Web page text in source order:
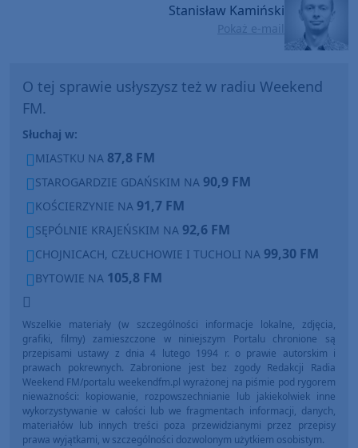
Stanisław Kamiński
Pokaż e-mail
O tej sprawie usłyszysz też w radiu Weekend
FM.
Słuchaj w:
MIASTKU NA 87,8 FM
STAROGARDZIE GDAŃSKIM NA 90,9 FM
KOŚCIERZYNIE NA 91,7 FM
SĘPÓLNIE KRAJEŃSKIM NA 92,6 FM
CHOJNICACH, CZŁUCHOWIE I TUCHOLI NA 99,30 FM
BYTOWIE NA 105,8 FM
Wszelkie materiały (w szczególności informacje lokalne, zdjęcia,
grafiki, filmy) zamieszczone w niniejszym Portalu chronione są
przepisami ustawy z dnia 4 lutego 1994 r. o prawie autorskim i
prawach pokrewnych. Zabronione jest bez zgody Redakcji Radia
Weekend FM/portalu weekendfm.pl wyrażonej na piśmie pod rygorem
nieważności: kopiowanie, rozpowszechnianie lub jakiekolwiek inne
wykorzystywanie w całości lub we fragmentach informacji, danych,
materiałów lub innych treści poza przewidzianymi przez przepisy
prawa wyjątkami, w szczególności dozwolonym użytkiem osobistym.